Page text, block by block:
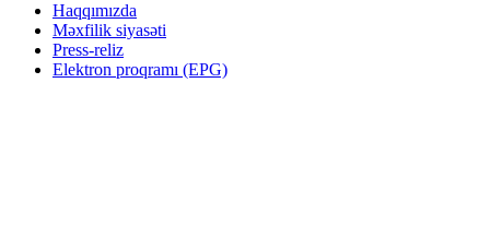
Haqqımızda
Məxfilik siyasəti
Press-reliz
Elektron proqramı (EPG)